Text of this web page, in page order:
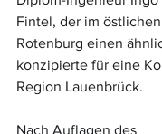
Fintel, der im
Rotenburg einen
konzipierte für eine
Region Lauenbrück.
Nach Auflagen des